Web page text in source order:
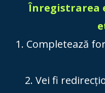
Înregistrarea
1. Completează
2. Vei fi